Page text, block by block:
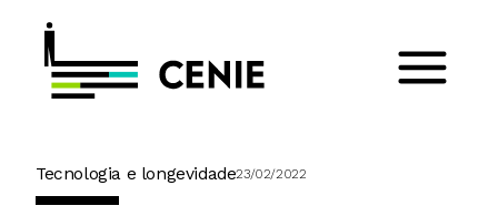
Tecnologia e longevidade23/02/2022